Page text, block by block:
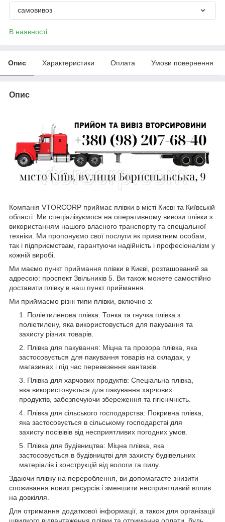
самовивоз
В наявності
Опис Характеристики Оплата Умови повернення
Опис
Компанія VTORCORP приймає плівки в місті Києві та Київській
області. Ми спеціалізуємося на оперативному вивози плівки з
використанням нашого власного транспорту та спеціальної
техніки. Ми пропонуємо свої послуги як приватним особам,
так і підприємствам, гарантуючи надійність і професіоналізм у
кожній виробі.
Ми маємо пункт приймання плівки в Києві, розташований за
адресою: проспект Звільників 5. Ви також можете самостійно
доставити плівку в наш пункт приймання.
Ми приймаємо різні типи плівки, включно з:
Поліетиленова плівка: Тонка та гнучка плівка з
поліетилену, яка використовується для пакування та
захисту різних товарів.
Плівка для пакування: Міцна та прозора плівка, яка
застосовується для пакування товарів на складах, у
магазинах і під час перевезення вантажів.
Плівка для харчових продуктів: Спеціальна плівка,
яка використовується для пакування харчових
продуктів, забезпечуючи збереження та гігієнічність.
Плівка для сільського господарства: Покривна плівка,
яка застосовується в сільському господарстві для
захисту посівівів від несприятливих погодних умов.
Плівка для будівництва: Міцна плівка, яка
застосовується в будівництві для захисту будівельних
матеріалів і конструкцій від вологи та пилу.
Здаючи плівку на перероблення, ви допомагаєте знизити
споживання нових ресурсів і зменшити несприятливий вплив
на довкілля.
Для отримання додаткової інформації, а також для організації